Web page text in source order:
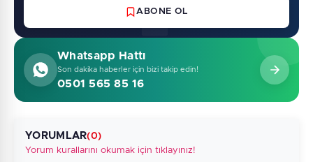
ABONE OL
Whatsapp Hattı
Son dakika haberler için bizi takip edin!
0501 565 85 16
YORUMLAR(0)
Yorum kurallarını okumak için tıklayınız!